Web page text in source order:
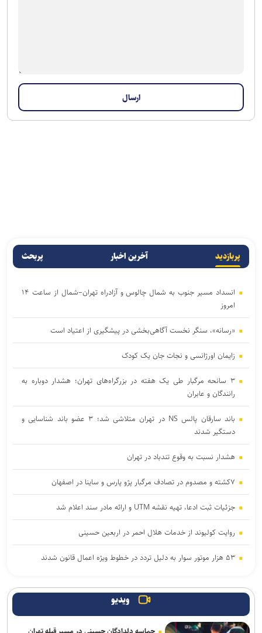
پربازدید آخرین اخبار پربحث
انسداد مسیر جنوب به شمال چالوس و آزادراه تهران–شمال از ساعت ۱۴
امروز
«رسانه»، سنگر نخست آگاهی‌بخشی در پیشگیری از اعتیاد است
زایمان اورژانسی و نجات جان یک کودک
۳ سانحه مرگبار طی یک هفته در بزرگراه‌های تهران؛ هشدار دوباره به
رانندگان و عابران
باند سارقان پالس NS در تهران متلاشی شد؛ ۳ عضو باند شناسایی و
دستگیر شدند
هشدار نسبت به وقوع تندباد در تهران
۷کشته و مصدوم در تصادف مرگبار پژو پارس و ساینا در اصفهان
جزئیات ثبت ادعا، تهیه نقشه UTM و ارائه مادر سند اعلام شد
روایت کولیوند از خدمات هلال احمر در اربعین حسینی
۵۳ هزار موتور سوار به دلیل تردد در خطوط ویژه اعمال قانون شدند
استکبار در پی مقاومت ملت ایران
پرداخت مطالبات بازنشستگان در اولویت تأمین اجتماعی است
ویدیو